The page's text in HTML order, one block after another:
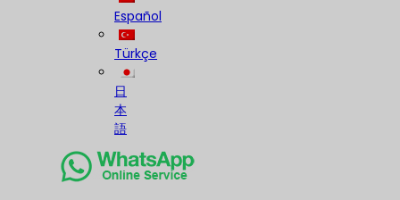
Español
Türkçe
日
本
語